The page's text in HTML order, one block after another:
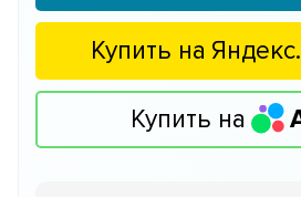
Купить на
Купить на